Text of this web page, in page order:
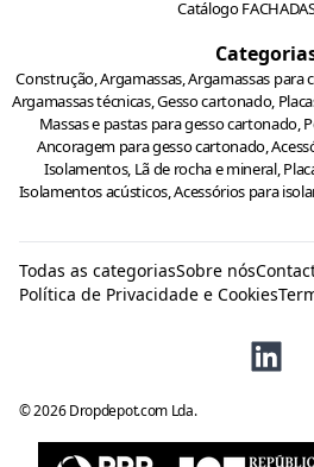
Catálogo
Construção, Argamassas, Argamassas
Argamassas técnicas, Gesso cartonado,
Massas e pastas para gesso cartonado,
Ancoragem para gesso cartonado,
Isolamentos, Lã de rocha e mineral,
Isolamentos acústicos, Acessórios para
©2026 Dropdepot.com Lda.
Todas as categoriasSobre nós
Política de Privacidade e Cookies